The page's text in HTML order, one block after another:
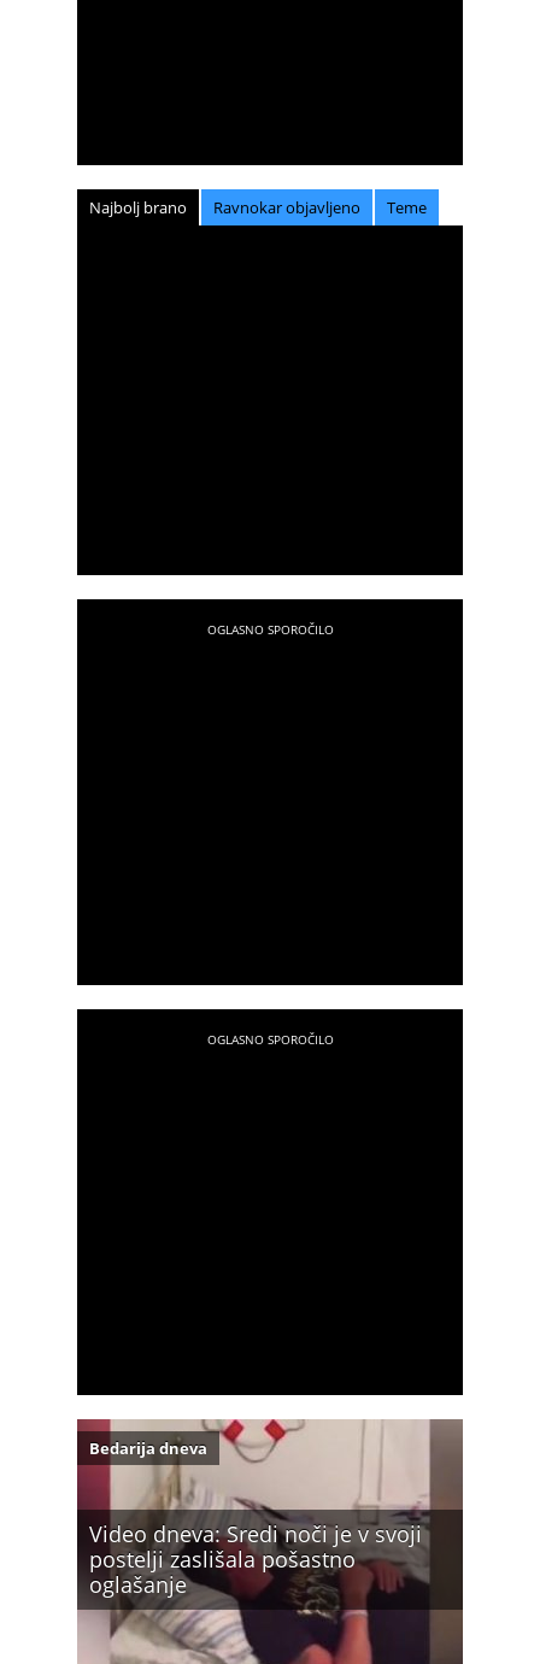
Najbolj brano Ravnokar objavljeno Teme
Video dneva: Sredi noči je v svoji
postelji zaslišala pošastno
oglašanje
Bedarija dneva